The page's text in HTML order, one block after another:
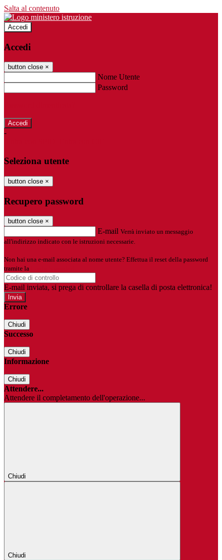
Salta al contenuto
Accedi
Accedi
button close ×
Nome Utente
Password
-
Seleziona utente
button close ×
Recupero password
button close ×
E-mail Verrà inviato un messaggio
all'indirizzo indicato con le istruzioni necessarie.
Non hai una e-mail associata al nome utente? Effettua il reset della password
tramite la
E-mail inviata, si prega di controllare la casella di posta elettronica!
Errore
Chiudi
Successo
Chiudi
Informazione
Chiudi
Attendere...
Attendere il completamento dell'operazione...
Chiudi
Chiudi